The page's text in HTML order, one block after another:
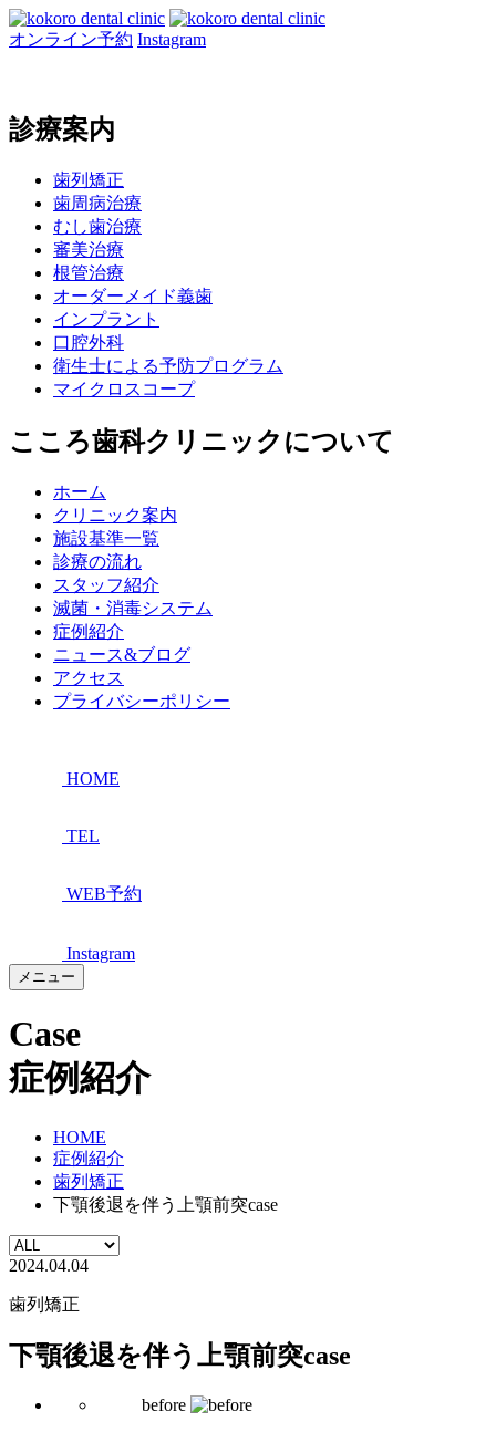
オンライン予約 Instagram
診療案内
歯列矯正
歯周病治療
むし歯治療
審美治療
根管治療
オーダーメイド義歯
インプラント
口腔外科
衛生士による予防プログラム
マイクロスコープ
こころ歯科クリニックについて
ホーム
クリニック案内
施設基準一覧
診療の流れ
スタッフ紹介
滅菌・消毒システム
症例紹介
ニュース&ブログ
アクセス
プライバシーポリシー
HOME
TEL
WEB予約
Instagram
メニュー
Case
症例紹介
HOME
症例紹介
歯列矯正
下顎後退を伴う上顎前突case
2024.04.04
歯列矯正
下顎後退を伴う上顎前突case
before